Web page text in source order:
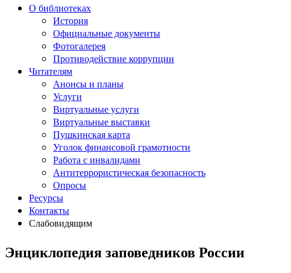
ЦБС
г.Каменск-
Шахтинский
О библиотеках
История
Официальные документы
Фотогалерея
Противодействие коррупции
Читателям
Анонсы и планы
Услуги
Виртуальные услуги
Виртуальные выставки
Пушкинская карта
Уголок финансовой грамотности
Работа с инвалидами
Антитеррористическая безопасность
Опросы
Ресурсы
Контакты
Слабовидящим
Энциклопедия заповедников России